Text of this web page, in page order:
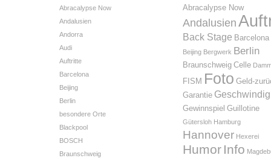
Abracalypse Now
Andalusien
Andorra
Audi
Auftritte
Barcelona
Beijing
Berlin
besondere Orte
Blackpool
BOSCH
Braunschweig
Abracalypse Now
Andalusien
Back Stage Barcelona
Beijing Bergwerk Berlin
Braunschweig Celle
FISM Foto Geld-
Garantie
Gewinnspiel Guillotine
Gütersloh Hamburg
Hannover Hexerei
Humor Info